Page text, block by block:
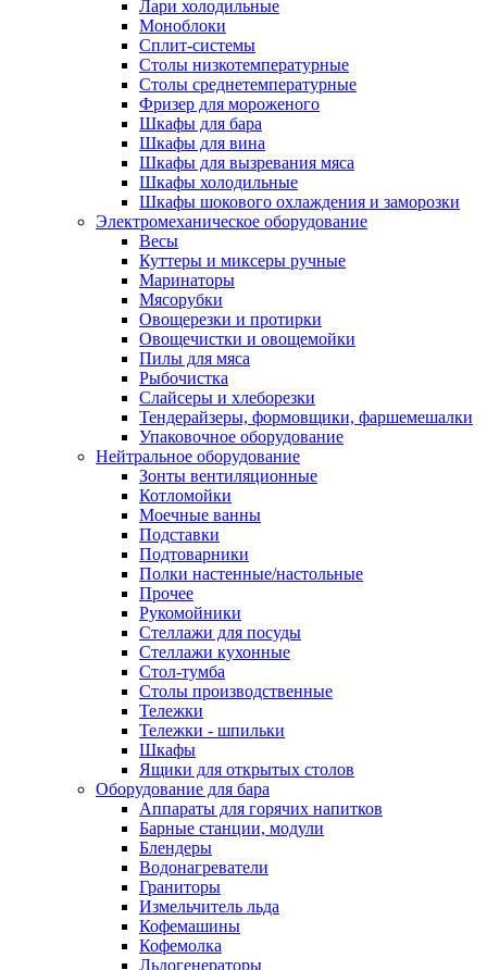
Лари холодильные
Моноблоки
Сплит-системы
Столы низкотемпературные
Столы среднетемпературные
Фризер для мороженого
Шкафы для бара
Шкафы для вина
Шкафы для вызревания мяса
Шкафы холодильные
Шкафы шокового охлаждения и заморозки
Электромеханическое оборудование
Весы
Куттеры и миксеры ручные
Маринаторы
Мясорубки
Овощерезки и протирки
Овощечистки и овощемойки
Пилы для мяса
Рыбочистка
Слайсеры и хлеборезки
Тендерайзеры, формовщики, фаршемешалки
Упаковочное оборудование
Нейтральное оборудование
Зонты вентиляционные
Котломойки
Моечные ванны
Подставки
Подтоварники
Полки настенные/настольные
Прочее
Рукомойники
Стеллажи для посуды
Стеллажи кухонные
Стол-тумба
Столы производственные
Тележки
Тележки - шпильки
Шкафы
Ящики для открытых столов
Оборудование для бара
Аппараты для горячих напитков
Барные станции, модули
Блендеры
Водонагреватели
Граниторы
Измельчитель льда
Кофемашины
Кофемолка
Льдогенераторы